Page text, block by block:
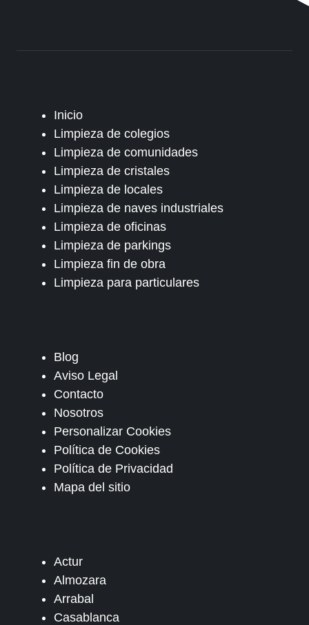
Inicio
Limpieza de colegios
Limpieza de comunidades
Limpieza de cristales
Limpieza de locales
Limpieza de naves industriales
Limpieza de oficinas
Limpieza de parkings
Limpieza fin de obra
Limpieza para particulares
Blog
Aviso Legal
Contacto
Nosotros
Personalizar Cookies
Política de Cookies
Política de Privacidad
Mapa del sitio
Actur
Almozara
Arrabal
Casablanca